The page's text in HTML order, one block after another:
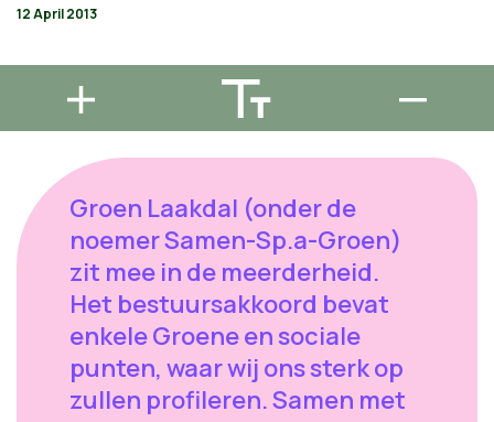
12 April 2013
Groen Laakdal (onder de
noemer Samen-Sp.a-Groen)
zit mee in de meerderheid.
Het bestuursakkoord bevat
enkele Groene en sociale
punten, waar wij ons sterk op
zullen profileren. Samen met